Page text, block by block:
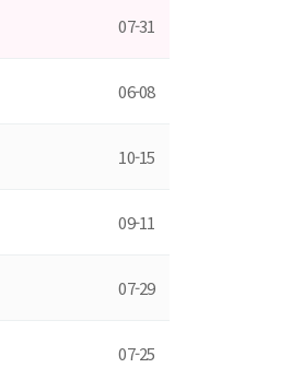
07-31
06-08
10-15
09-11
07-29
07-25